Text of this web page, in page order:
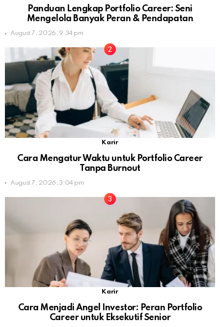
Panduan Lengkap Portfolio Career: Seni
Mengelola Banyak Peran & Pendapatan
August 7, 2026, 9:34 pm
Karir
Cara Mengatur Waktu untuk Portfolio Career
Tanpa Burnout
August 7, 2026, 3:04 pm
Karir
Cara Menjadi Angel Investor: Peran Portfolio
Career untuk Eksekutif Senior